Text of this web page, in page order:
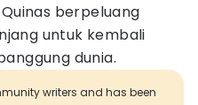
berpeluang
untuk kembali
dunia.
writers and has been